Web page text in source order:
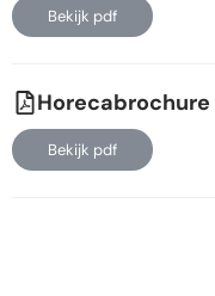
Bekijk pdf
Horecabrochure
Bekijk pdf